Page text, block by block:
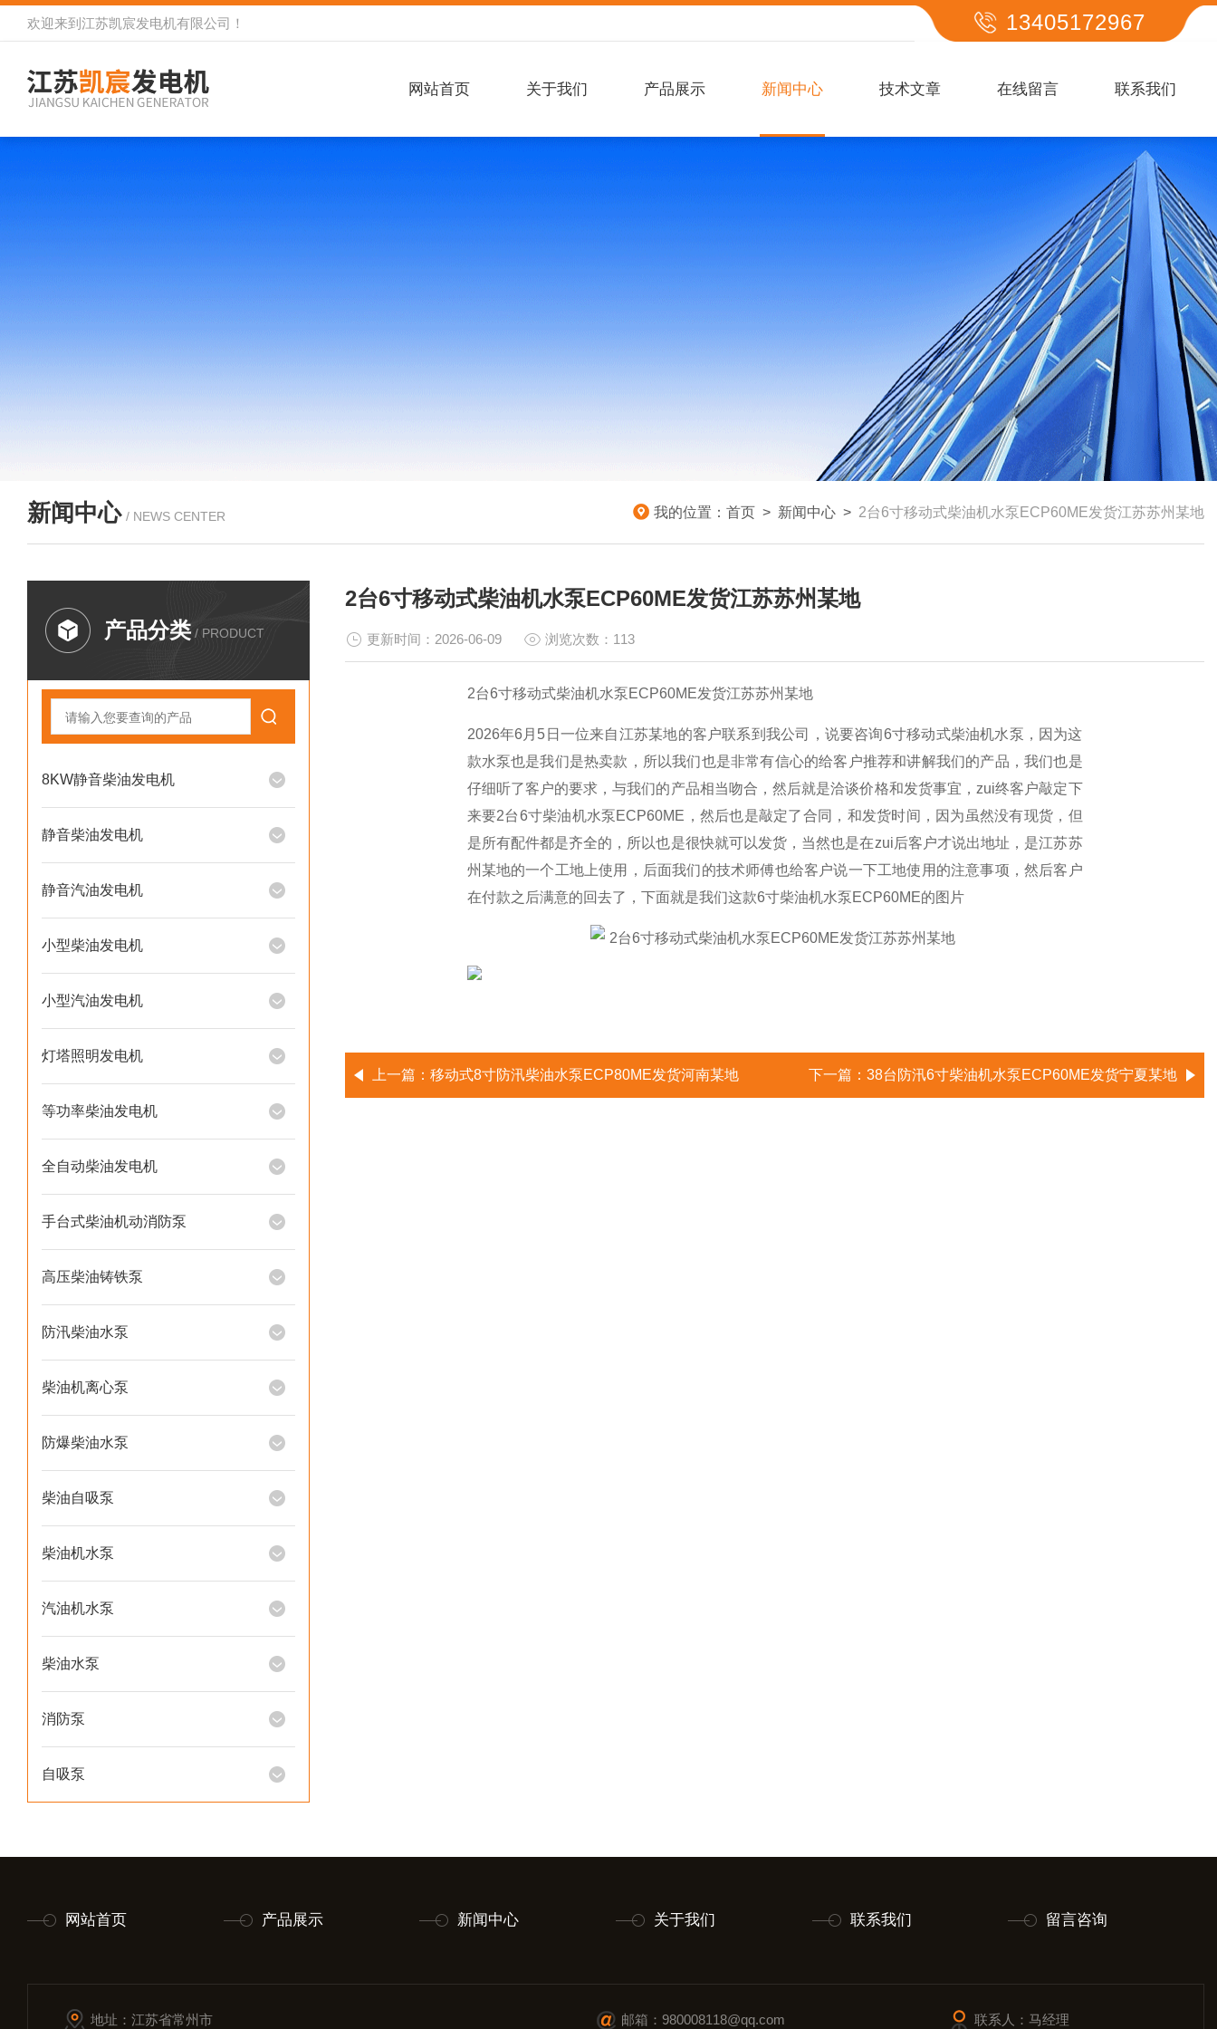
欢迎来到 江苏凯宸发电机有限公司 ！ 13405172967
网站首页 关于我们 产品展示 新闻中心 技术文章 在线留言 联系我们
新闻中心 / NEWS CENTER 我的位置： 首页 > 新闻中心 > 2台6寸移动式柴油机水泵ECP60ME发货江苏苏州某地
产品分类 / PRODUCT
8KW静音柴油发电机
静音柴油发电机
静音汽油发电机
小型柴油发电机
小型汽油发电机
灯塔照明发电机
等功率柴油发电机
全自动柴油发电机
手台式柴油机动消防泵
高压柴油铸铁泵
防汛柴油水泵
柴油机离心泵
防爆柴油水泵
柴油自吸泵
柴油机水泵
汽油机水泵
柴油水泵
消防泵
自吸泵
2台6寸移动式柴油机水泵ECP60ME发货江苏苏州某地
更新时间：2026-06-09 浏览次数：113
2台6寸移动式柴油机水泵ECP60ME发货江苏苏州某地
2026年6月5日一位来自江苏某地的客户联系到我公司，说要咨询6寸移动式柴油机水泵，因为这
款水泵也是我们是热卖款，所以我们也是非常有信心的给客户推荐和讲解我们的产品，我们也是
仔细听了客户的要求，与我们的产品相当吻合，然后就是洽谈价格和发货事宜，zui终客户敲定下
来要2台6寸柴油机水泵ECP60ME，然后也是敲定了合同，和发货时间，因为虽然没有现货，但
是所有配件都是齐全的，所以也是很快就可以发货，当然也是在zui后客户才说出地址，是江苏苏
州某地的一个工地上使用，后面我们的技术师傅也给客户说一下工地使用的注意事项，然后客户
在付款之后满意的回去了，下面就是我们这款6寸柴油机水泵ECP60ME的图片
上一篇： 移动式8寸防汛柴油水泵ECP80ME发货河南某地 下一篇： 38台防汛6寸柴油机水泵ECP60ME发货宁夏某地
网站首页 产品展示 新闻中心 关于我们 联系我们 留言咨询
地址：江苏省常州市 邮箱：980008118@qq.com 联系人：马经理